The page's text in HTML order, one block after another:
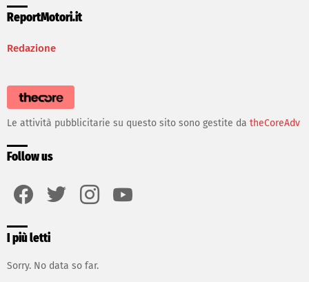
ReportMotori.it
Redazione
Le attività pubblicitarie su questo sito sono gestite da theCoreAdv
Follow us
I più letti
Sorry. No data so far.